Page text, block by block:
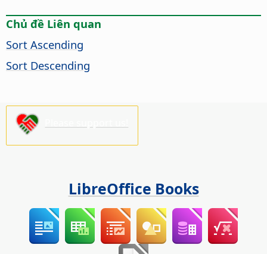
Chủ đề Liên quan
Sort Ascending
Sort Descending
LibreOffice Books